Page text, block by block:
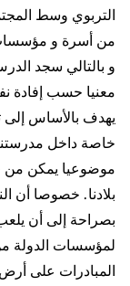
التربوي وسط
من أسرة و
و بالتالي سجد
معنيا حسب إفادة
يهدف بالأساس إلى
خاصة داخل
موضوعيا يمكن من
بلادنا. خصوصا أن
بصراحة إلى أن
لمؤسسات الدولة
المبادرات على